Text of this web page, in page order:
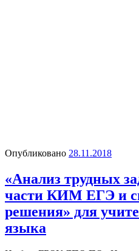
Опубликовано 28.11.2018
«Анализ трудных
части КИМ ЕГЭ и
решения» для
языка